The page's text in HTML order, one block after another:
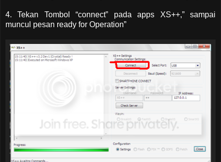
4. Tekan Tombol “connect” pada apps XS++,” sampai
muncul pesan ready for Operation”